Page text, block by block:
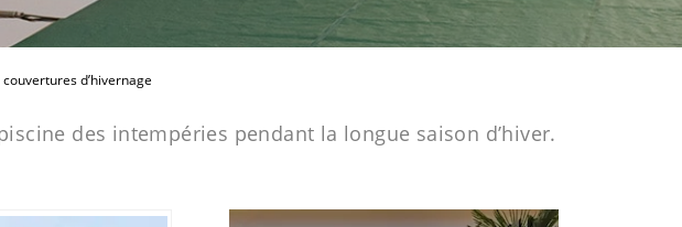
couvertures d’hivernage
des intempéries pendant la longue saison d’hiver.